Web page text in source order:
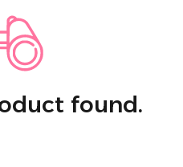
found.